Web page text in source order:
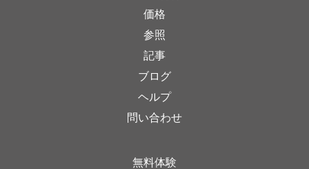
価格
参照
記事
ブログ
ヘルプ
問い合わせ
無料体験